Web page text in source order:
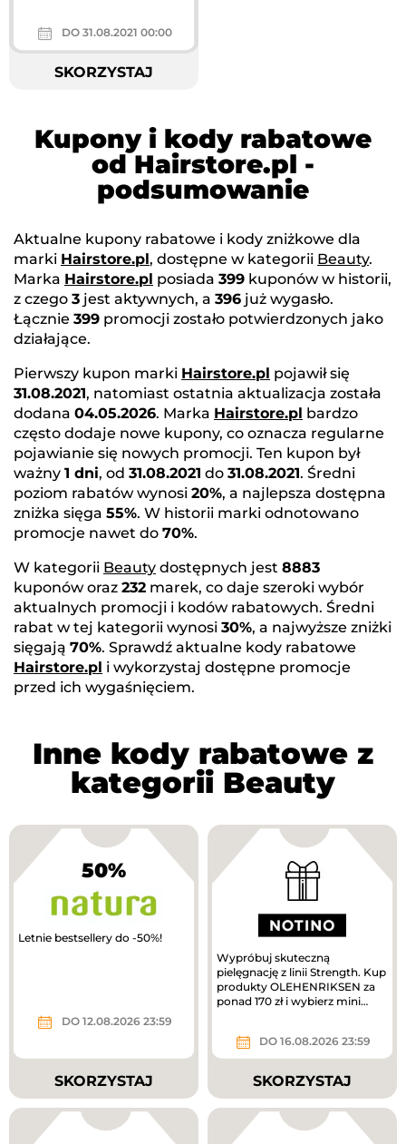
DO 31.08.2021 00:00
SKORZYSTAJ
Kupony i kody rabatowe
od Hairstore.pl -
podsumowanie
Aktualne kupony rabatowe i kody zniżkowe dla
marki Hairstore.pl, dostępne w kategorii Beauty.
Marka Hairstore.pl posiada 399 kuponów w historii,
z czego 3 jest aktywnych, a 396 już wygasło.
Łącznie 399 promocji zostało potwierdzonych jako
działające.
Pierwszy kupon marki Hairstore.pl pojawił się
31.08.2021, natomiast ostatnia aktualizacja została
dodana 04.05.2026. Marka Hairstore.pl bardzo
często dodaje nowe kupony, co oznacza regularne
pojawianie się nowych promocji. Ten kupon był
ważny 1 dni, od 31.08.2021 do 31.08.2021. Średni
poziom rabatów wynosi 20%, a najlepsza dostępna
zniżka sięga 55%. W historii marki odnotowano
promocje nawet do 70%.
W kategorii Beauty dostępnych jest 8883
kuponów oraz 232 marek, co daje szeroki wybór
aktualnych promocji i kodów rabatowych. Średni
rabat w tej kategorii wynosi 30%, a najwyższe zniżki
sięgają 70%. Sprawdź aktualne kody rabatowe
Hairstore.pl i wykorzystaj dostępne promocje
przed ich wygaśnięciem.
Inne kody rabatowe z
kategorii Beauty
50%
Letnie bestsellery do -50%!
DO 12.08.2026 23:59
SKORZYSTAJ
Wypróbuj skuteczną
pielęgnację z linii Strength. Kup
produkty OLEHENRIKSEN za
ponad 170 zł i wybierz mini
DO 16.08.2026 23:59
SKORZYSTAJ